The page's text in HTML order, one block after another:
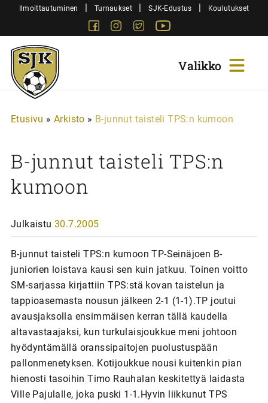
SiirryIlmoittautuminen | Turnaukset | SJK-Edustus | Koulutukset
FacebookInstagram
Twitter
Sjk-
Juniorit
Etusivu » Arkisto » B-junnut taisteli TPS:n kumoon
B-junnut taisteli TPS:n
kumoon
Julkaistu 30.7.2005
B-junnut taisteli TPS:n kumoon TP-Seinäjoen B-
juniorien loistava kausi sen kuin jatkuu. Toinen voitto
SM-sarjassa kirjattiin TPS:stä kovan taistelun ja
tappioasemasta nousun jälkeen 2-1 (1-1).TP joutui
avausjaksolla ensimmäisen kerran tällä kaudella
altavastaajaksi, kun turkulaisjoukkue meni johtoon
hyödyntämällä oranssipaitojen puolustuspään
pallonmenetyksen. Kotijoukkue nousi kuitenkin pian
hienosti tasoihin Timo Rauhalan keskitettyä laidasta
Ville Pajulalle, joka puski 1-1.Hyvin liikkunut TPS